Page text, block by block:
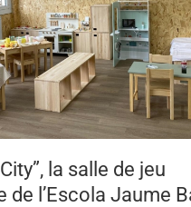
la salle de jeu
de l’Escola Jaume